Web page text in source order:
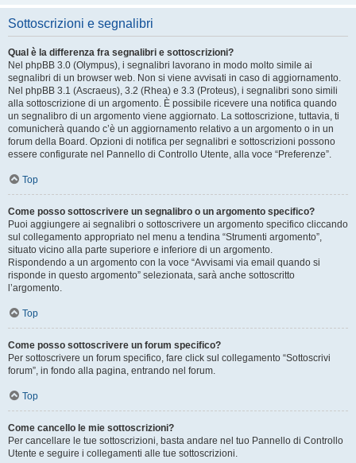
Sottoscrizioni e segnalibri
Qual è la differenza fra segnalibri e sottoscrizioni?
Nel phpBB 3.0 (Olympus), i segnalibri lavorano in modo molto simile ai
segnalibri di un browser web. Non si viene avvisati in caso di aggiornamento.
Nel phpBB 3.1 (Ascraeus), 3.2 (Rhea) e 3.3 (Proteus), i segnalibri sono simili
alla sottoscrizione di un argomento. È possibile ricevere una notifica quando
un segnalibro di un argomento viene aggiornato. La sottoscrizione, tuttavia, ti
comunicherà quando c’è un aggiornamento relativo a un argomento o in un
forum della Board. Opzioni di notifica per segnalibri e sottoscrizioni possono
essere configurate nel Pannello di Controllo Utente, alla voce “Preferenze”.
Top
Come posso sottoscrivere un segnalibro o un argomento specifico?
Puoi aggiungere ai segnalibri o sottoscrivere un argomento specifico cliccando
sul collegamento appropriato nel menu a tendina “Strumenti argomento”,
situato vicino alla parte superiore e inferiore di un argomento.
Rispondendo a un argomento con la voce “Avvisami via email quando si
risponde in questo argomento” selezionata, sarà anche sottoscritto
l’argomento.
Top
Come posso sottoscrivere un forum specifico?
Per sottoscrivere un forum specifico, fare click sul collegamento “Sottoscrivi
forum”, in fondo alla pagina, entrando nel forum.
Top
Come cancello le mie sottoscrizioni?
Per cancellare le tue sottoscrizioni, basta andare nel tuo Pannello di Controllo
Utente e seguire i collegamenti alle tue sottoscrizioni.